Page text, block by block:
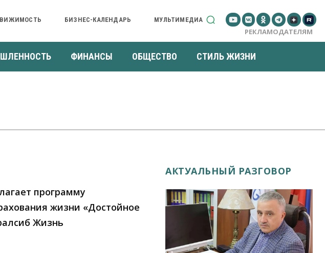
БИЗНЕС-КАЛЕНДАРЬ МУЛЬТИМЕДИА
РЕКЛАМОДАТЕЛЯМ
ФИНАНСЫ ОБЩЕСТВО СТИЛЬ ЖИЗНИ
программу
жизни «Достойное
Жизнь
АКТУАЛЬНЫЙ РАЗГОВОР